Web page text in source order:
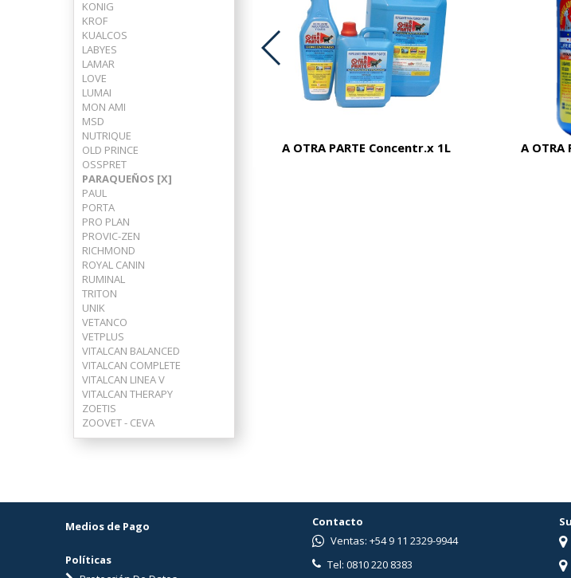
KONIG
KROF
KUALCOS
LABYES
LAMAR
LOVE
LUMAI
MON AMI
MSD
NUTRIQUE
OLD PRINCE
OSSPRET
PARAQUEÑOS [X]
PAUL
PORTA
PRO PLAN
PROVIC-ZEN
RICHMOND
ROYAL CANIN
RUMINAL
TRITON
UNIK
VETANCO
VETPLUS
VITALCAN BALANCED
VITALCAN COMPLETE
VITALCAN LINEA V
VITALCAN THERAPY
ZOETIS
ZOOVET - CEVA
ADVOCATE PERROS 25-40 KG
A OTRA PARTE Concentr.x 1L A OTRA
Medios de Pago
Políticas
Contacto
Ventas: +54 9 11 2329-9944
Tel: 0810 220 8383